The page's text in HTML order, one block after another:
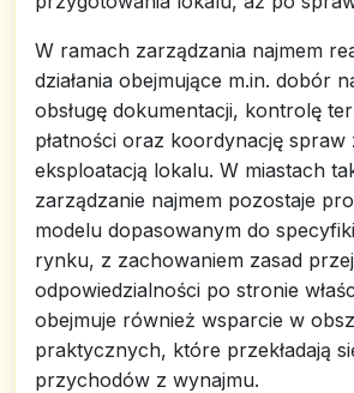
W ramach zarządzania najmem
działania obejmujące m.in. dobór
obsługę dokumentacji, kontrolę
płatności oraz koordynację spraw
eksploatacją lokalu. W miastach
zarządzanie najmem pozostaje
modelu dopasowanym do
rynku, z zachowaniem zasad
odpowiedzialności po stronie
obejmuje również wsparcie w
praktycznych, które przekładają
przychodów z wynajmu.